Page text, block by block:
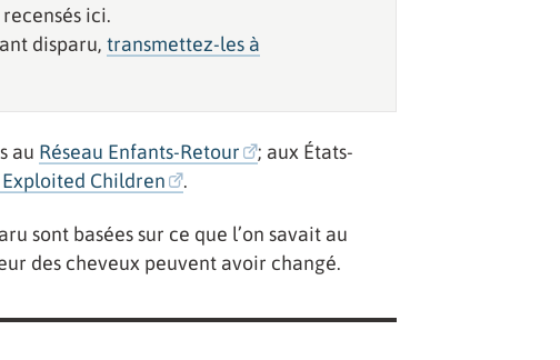
ici.
disparu, transmettez-les à
au Réseau Enfants-Retour
; aux États-
Children .
sont basées sur ce que l’on savait au
des cheveux peuvent avoir changé.